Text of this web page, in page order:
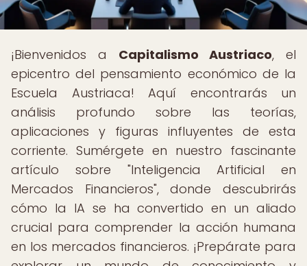
¡Bienvenidos a Capitalismo Austriaco, el
epicentro del pensamiento económico de la
Escuela Austriaca! Aquí encontrarás un
análisis profundo sobre las teorías,
aplicaciones y figuras influyentes de esta
corriente. Sumérgete en nuestro fascinante
artículo sobre "Inteligencia Artificial en
Mercados Financieros", donde descubrirás
cómo la IA se ha convertido en un aliado
crucial para comprender la acción humana
en los mercados financieros. ¡Prepárate para